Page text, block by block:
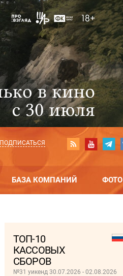
ПОДПИСАТЬСЯ
БАЗА КОМПАНИЙ ФОТО
ТОП-10
КАССОВЫХ
СБОРОВ
№31 уикенд 30.07.2026 - 02.08.2026